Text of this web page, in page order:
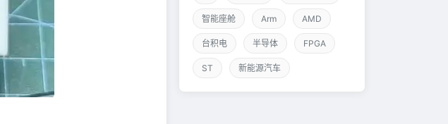
智能座舱 Arm AMD
台积电 半导体 FPGA
ST 新能源汽车